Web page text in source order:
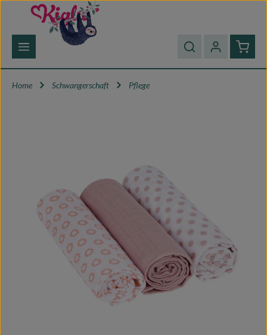
Zum Hauptinhalt springen
Home Schwangerschaft Pflege